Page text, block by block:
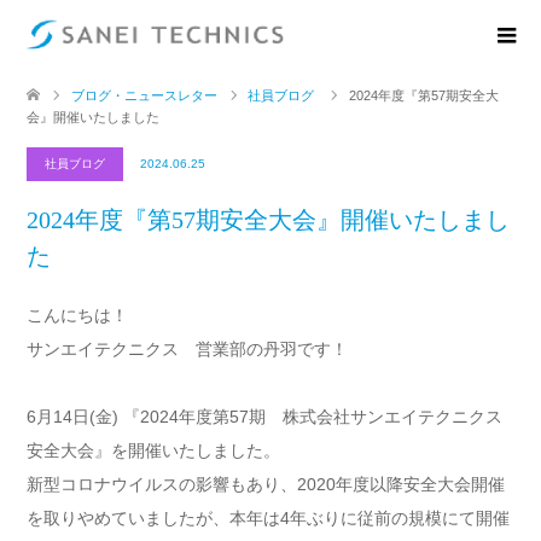
ブログ・ニュースレター 社員ブログ
2024年度『第57期安全大
会』開催いたしました
社員ブログ 2024.06.25
2024年度『第57期安全大会』開催いたしまし
た
こんにちは！
サンエイテクニクス 営業部の丹羽です！
6月14日(金) 『2024年度第57期 株式会社サンエイテクニクス
安全大会』を開催いたしました。
新型コロナウイルスの影響もあり、2020年度以降安全大会開催
を取りやめていましたが、本年は4年ぶりに従前の規模にて開催